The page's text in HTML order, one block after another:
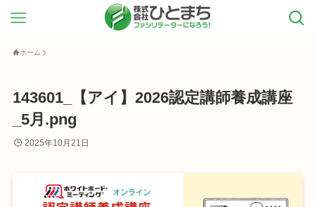
ホーム
143601_【アイ】2026認定講師養成講座
_5月.png
2025年10月21日